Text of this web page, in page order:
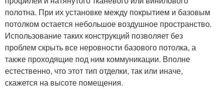
полотна. При их установке между покрытием и базовым
потолком остается небольшое воздушное пространство.
Использование таких конструкций позволяет без
проблем скрыть все неровности базового потолка, а
также проходящие под ним коммуникации. Вполне
естественно, что этот тип отделки, так или иначе,
скажется на высоте помещения.